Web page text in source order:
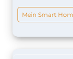
Mein Smart